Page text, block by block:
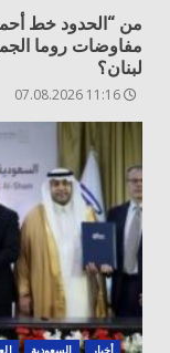
من “الحدود خط
مفاوضات روما
لبنان؟
أخبار السعودية